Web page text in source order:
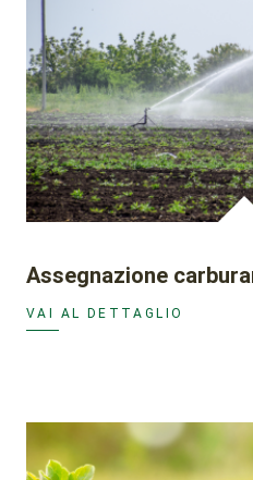
Assegnazione
VAI AL DETTAGLIO